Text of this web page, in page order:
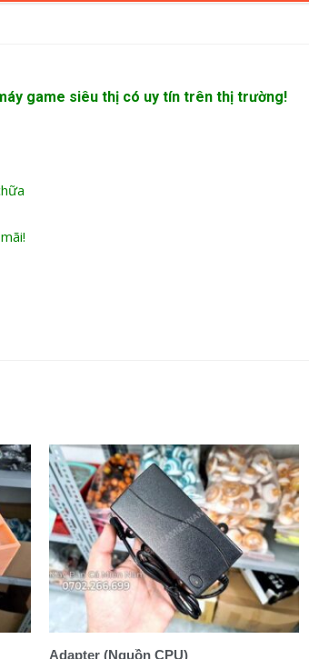
game siêu thị có uy tín trên thị trường!
Adapter (Nguồn CPU)